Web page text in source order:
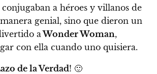
a héroes y villanos de
genial, sino que dieron un
aWonder Woman,
con ella cuando uno quisiera.
de la Verdad! 🙂